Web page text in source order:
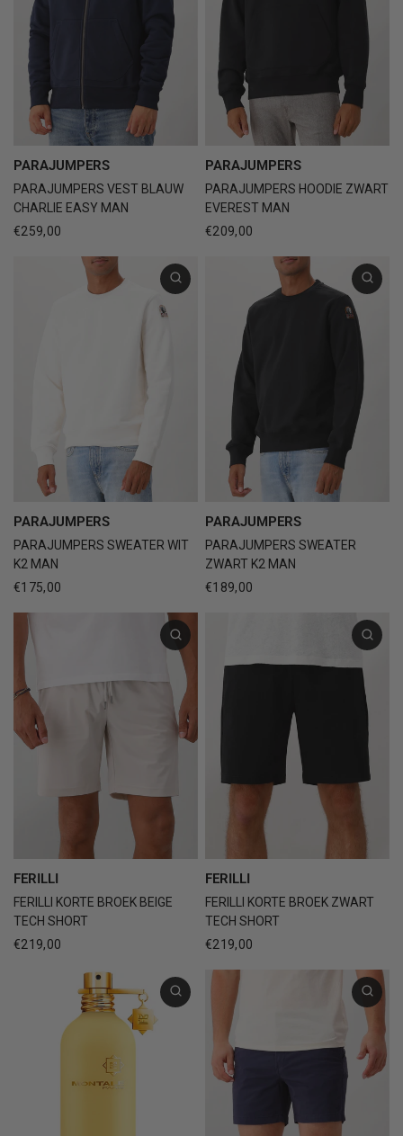
PARAJUMPERS
PARAJUMPERS VEST BLAUW
CHARLIE EASY MAN
€259,00
PARAJUMPERS
PARAJUMPERS HOODIE ZWART
EVEREST MAN
€209,00
PARAJUMPERS
PARAJUMPERS SWEATER WIT
K2 MAN
€175,00
PARAJUMPERS
PARAJUMPERS SWEATER
ZWART K2 MAN
€189,00
FERILLI
FERILLI KORTE BROEK BEIGE
TECH SHORT
€219,00
FERILLI
FERILLI KORTE BROEK ZWART
TECH SHORT
€219,00